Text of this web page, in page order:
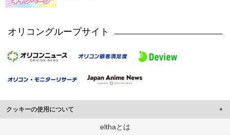
オリコングループサイト
クッキーの使用について
このサイトでは Cookie を使用して、ユーザーに合わせたコンテンツや広告の
elthaとは